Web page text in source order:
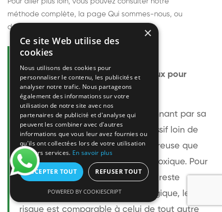
méthode complète, la page Qui sommes-nous, ou
découvrir
Questions fréquentes
Le frelon européen est-il dangereux pour
l'homme ?
Le frelon européen est impressionnant par sa
taille mais relativement peu agressif loin de
son nid. Sa piqûre est plus douloureuse que
celle d'une guêpe sans être plus toxique. Pour
une personne non allergique, elle reste
bénigne. Pour une personne allergique, le
risque est comparable à celui de tout autre
×
Ce site Web utilise des
cookies
Nous utilisons des cookies pour
personnaliser le contenu, les publicités et
analyser notre trafic. Nous partageons
également des informations sur votre
utilisation de notre site avec nos
partenaires de publicité et d'analyse qui
peuvent les combiner avec d'autres
informations que vous leur avez fournies ou
qu'ils ont collectées lors de votre utilisation
de leurs services. En savoir plus
ACCEPTER TOUT REFUSER TOUT
POWERED BY COOKIESCRIPT